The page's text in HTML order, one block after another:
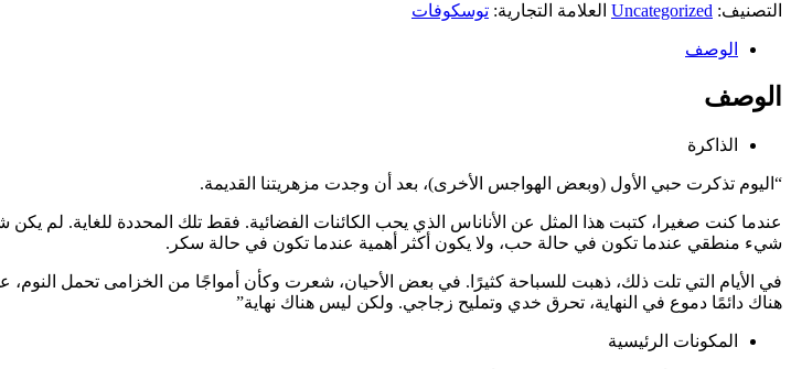
التصنيف: Uncategorized العلامة التجارية: توسكوفات
الوصف
الوصف
الذاكرة
“اليوم تذكرت حبي الأول (وبعض الهواجس الأخرى)، بعد أن وجدت مزهريتنا القديمة.
عندما كنت صغيرا، كتبت هذا المثل عن الأناناس الذي يحب الكائنات الفضائية. فقط تلك المحددة للغاية. لم
شيء منطقي عندما تكون في حالة حب، ولا يكون أكثر أهمية عندما تكون في حالة سكر.
في الأيام التي تلت ذلك، ذهبت للسباحة كثيرًا. في بعض الأحيان، شعرت وكأن أمواجًا من الخزامى تحمل
هناك دائمًا دموع في النهاية، تحرق خدي وتمليح زجاجي. ولكن ليس هناك نهاية”
المكونات الرئيسية